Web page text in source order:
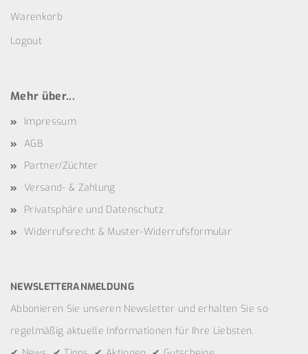
Warenkorb
Logout
Mehr über...
Impressum
AGB
Partner/Züchter
Versand- & Zahlung
Privatsphäre und Datenschutz
Widerrufsrecht & Muster-Widerrufsformular
NEWSLETTERANMELDUNG
Abbonieren Sie unseren Newsletter und erhalten Sie so
regelmäßig aktuelle Informationen für Ihre Liebsten.